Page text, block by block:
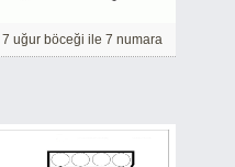
7 uğur böceği ile 7 numara